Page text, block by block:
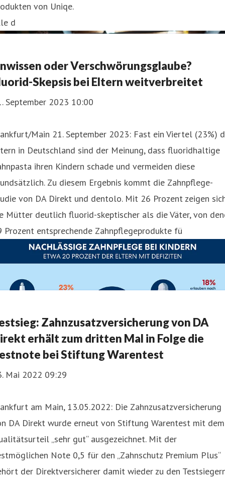
von Uniqe.
d
oder Verschwörungsglaube?
Skepsis bei Eltern weitverbreitet
September 2023 10:00
Main 21. September 2023: Fast ein Viertel (23%)
in Deutschland sind der Meinung, dass fluoridhaltige
ihren Kindern schade und vermeiden diese
Zu diesem Ergebnis kommt die Zahnpflege-
von DA Direkt und dentolo. Mit 26 Prozent zeigen
Mütter deutlich fluorid-skeptischer als die Väter, von
Prozent entsprechende Zahnpflegeprodukte fü
Zahnzusatzversicherung von DA
erhält zum dritten Mal in Folge die
bei Stiftung Warentest
Mai 2022 09:29
am Main, 13.05.2022: Die Zahnzusatzversicherung
DA Direkt wurde erneut von Stiftung Warentest mit dem
„sehr gut“ ausgezeichnet. Mit der
Note 0,5 für den „Zahnschutz Premium Plus“
der Direktversicherer damit wieder zu den